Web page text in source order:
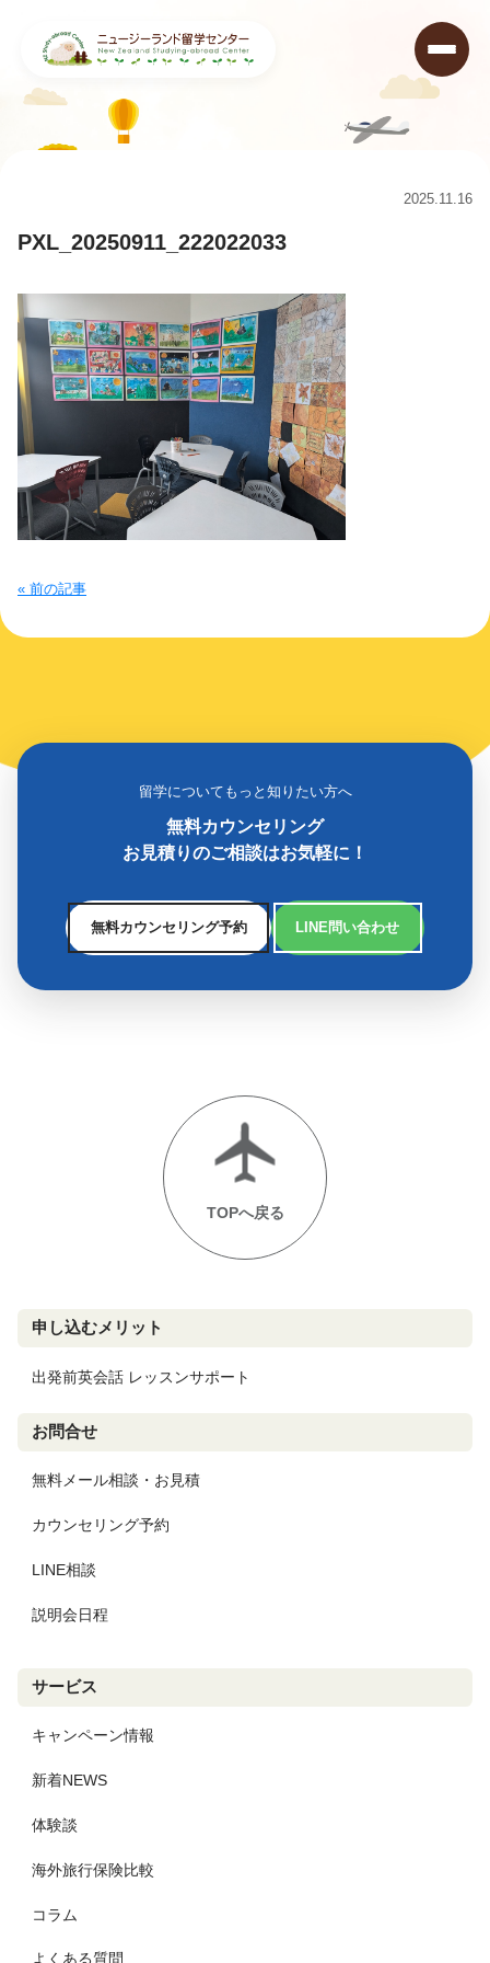
2025.11.16
PXL_20250911_222022033
« 前の記事
留学についてもっと知りたい方へ
無料カウンセリング
お見積りのご相談はお気軽に！
無料カウンセリング予約 LINE問い合わせ
TOPへ戻る
申し込むメリット
出発前英会話 レッスンサポート
お問合せ
無料メール相談・お見積
カウンセリング予約
LINE相談
説明会日程
サービス
キャンペーン情報
新着NEWS
体験談
海外旅行保険比較
コラム
よくある質問